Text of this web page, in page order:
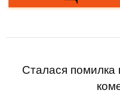
Сталася помилка